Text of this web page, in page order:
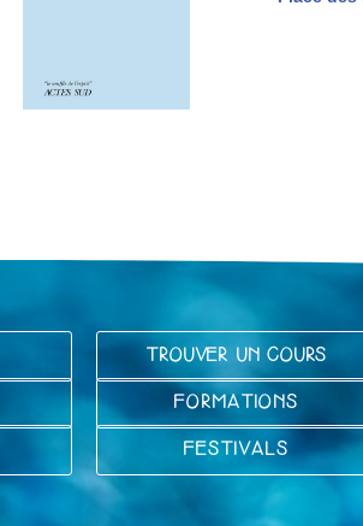
TROUVER UN COURS
FORMATIONS
FESTIVALS